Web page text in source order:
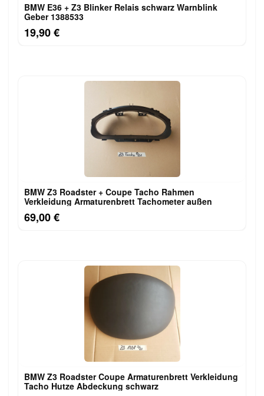
BMW E36 + Z3 Blinker Relais schwarz Warnblink
Geber 1388533
19,90 €
BMW Z3 Roadster + Coupe Tacho Rahmen
Verkleidung Armaturenbrett Tachometer außen
69,00 €
BMW Z3 Roadster Coupe Armaturenbrett Verkleidung
Tacho Hutze Abdeckung schwarz